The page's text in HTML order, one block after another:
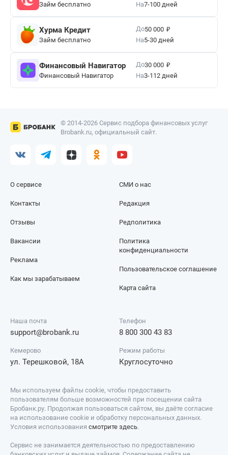
Займ бесплатно На7-100 дней
Хурма Кредит
Займ бесплатно
До50 000 ₽
На5-30 дней
Финансовый Навигатор
Финансовый Навигатор
До30 000 ₽
На3-112 дней
© 2014-2026 Сервис подбора финансовых услуг
Brobank.ru, официальный сайт.
О сервисе
Контакты
Отзывы
СМИ о нас
Редакция
Редполитика
Вакансии
Реклама
Как мы зарабатываем
Политика
конфиденциальности
Пользовательское соглашение
Карта сайта
Наша почта
support@brobank.ru
Телефон
8 800 300 43 83
Кемерово
ул. Терешковой, 18А
Режим работы
Круглосуточно
Мы используем файлы cookie, чтобы предоставить
пользователям больше возможностей при посещении сайта
Бробанк.ру. Продолжая пользоваться сайтом, вы даёте согласие
на использование cookie и обработку персональных данных.
Условия использования смотрите здесь.
Сервис не занимается деятельностью по предоставлению